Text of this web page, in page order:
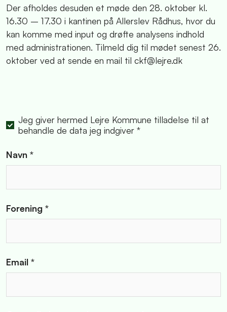
Der afholdes desuden et møde den 28. oktober kl.
16.30 – 17.30 i kantinen på Allerslev Rådhus, hvor du
kan komme med input og drøfte analysens indhold
med administrationen. Tilmeld dig til mødet senest 26.
oktober ved at sende en mail til ckf@lejre.dk
Jeg giver hermed Lejre Kommune tilladelse til at
behandle de data jeg indgiver *
Navn *
Forening *
Email *